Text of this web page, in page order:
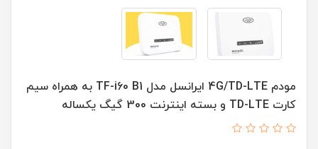
مودم 4G/TD-LTE ایرانسل مدل TF-i60 B1 به همراه سیم
کارت TD-LTE و بسته اینترنت 300 گیگ یکساله